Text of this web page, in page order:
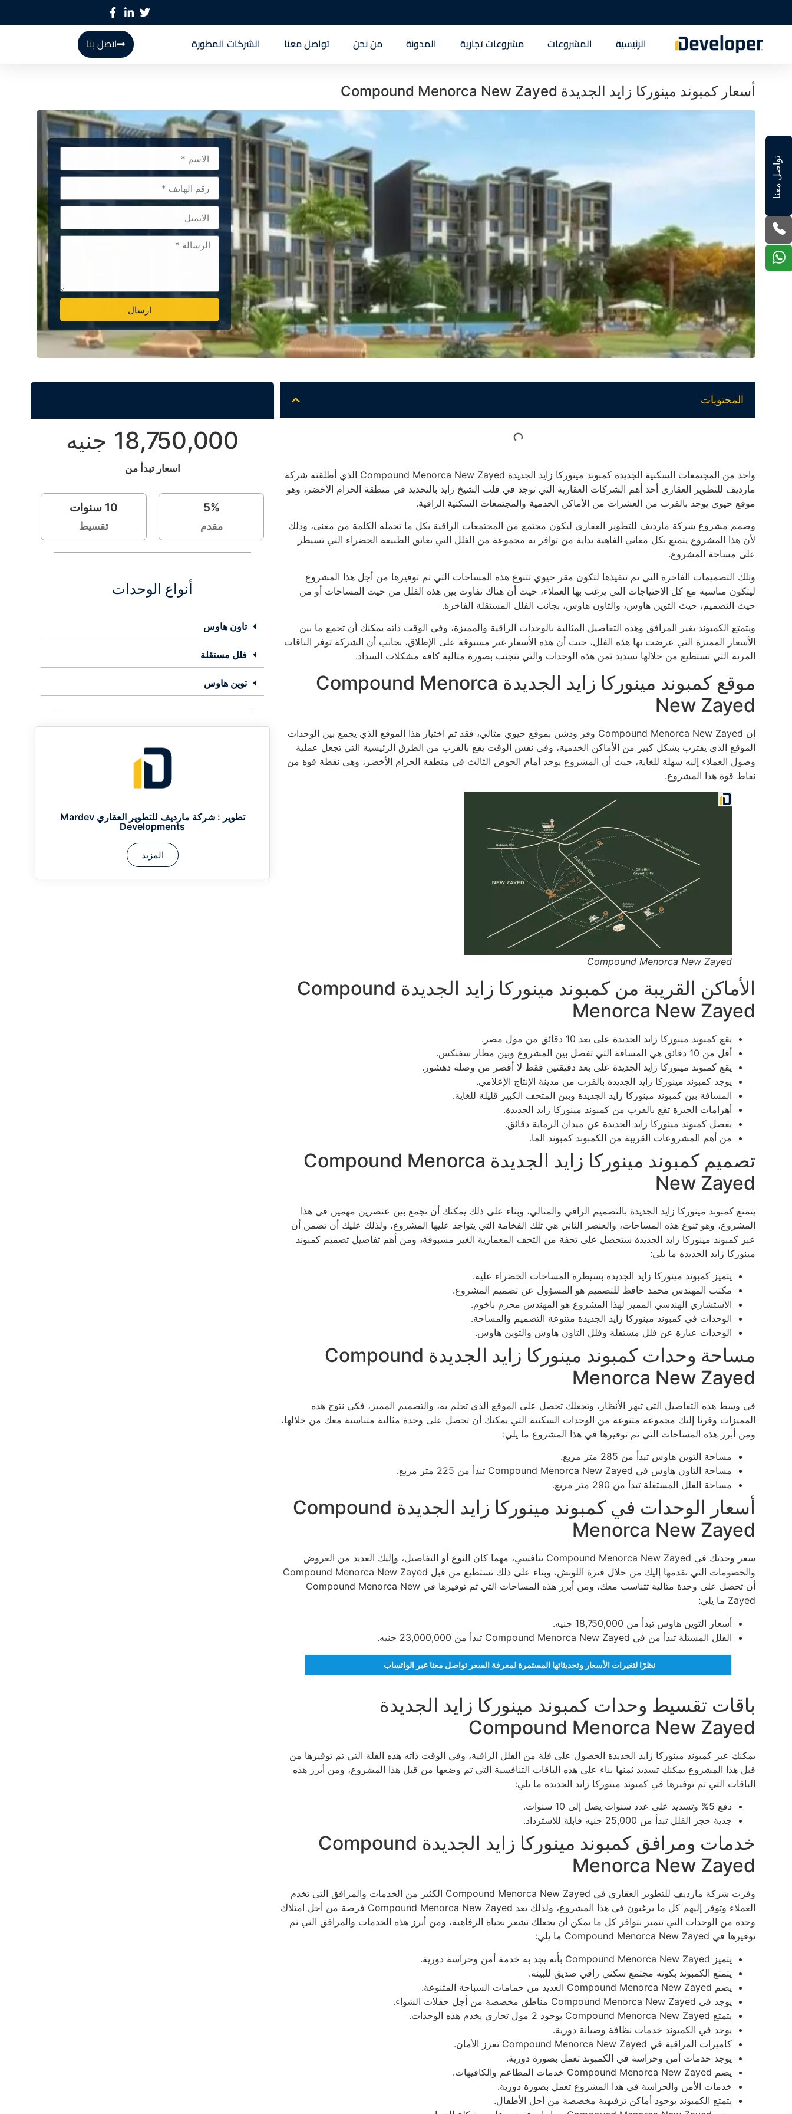
الرئيسية المشروعات مشروعات تجارية المدونة من نحن تواصل معنا الشركات المطورة اتصل بنا
أسعار كمبوند مينوركا زايد الجديدة Compound Menorca New Zayed
ارسال
Alternative:
تواصل معنا
المحتويات
واحد من المجتمعات السكنية الجديدة كمبوند مينوركا زايد الجديدة Compound Menorca New Zayed الذي أطلقته شركة
مارديف للتطوير العقاري أحد أهم الشركات العقارية التي توجد في قلب الشيخ زايد بالتحديد في منطقة الحزام الأخضر، وهو
موقع حيوي يوجد بالقرب من العشرات من الأماكن الخدمية والمجتمعات السكنية الراقية.
وصمم مشروع شركة مارديف للتطوير العقاري ليكون مجتمع من المجتمعات الراقية بكل ما تحمله الكلمة من معنى، وذلك
لأن هذا المشروع يتمتع بكل معاني الفاهية بداية من توافر به مجموعة من الفلل التي تعانق الطبيعة الخضراء التي تسيطر
على مساحة المشروع.
وتلك التصميمات الفاخرة التي تم تنفيذها لتكون مقر حيوي تتنوع هذه المساحات التي تم توفيرها من أجل هذا المشروع
ليتكون مناسبة مع كل الاحتياجات التي يرغب بها العملاء، حيث أن هناك تفاوت بين هذه الفلل من حيث المساحات أو من
حيث التصميم، حيث التوين هاوس، والتاون هاوس، بجانب الفلل المستقلة الفاخرة.
ويتمتع الكمبوند بغير المرافق وهذه التفاصيل المثالية بالوحدات الراقية والمميزة، وفي الوقت ذاته يمكنك أن تجمع ما بين
الأسعار المميزة التي عرضت بها هذه الفلل، حيث أن هذه الأسعار غير مسبوقة على الإطلاق، بجانب أن الشركة توفر الباقات
المرنة التي تستطيع من خلالها تسديد ثمن هذه الوحدات والتي تتجنب بصورة مثالية كافة مشكلات السداد.
موقع كمبوند مينوركا زايد الجديدة Compound Menorca
New Zayed
إن Compound Menorca New Zayed وفر ودشن بموقع حيوي مثالي، فقد تم اختيار هذا الموقع الذي يجمع بين الوحدات
الموقع الذي يقترب بشكل كبير من الأماكن الخدمية، وفي نفس الوقت يقع بالقرب من الطرق الرئيسية التي تجعل عملية
وصول العملاء إليه سهلة للغاية، حيث أن المشروع يوجد أمام الحوض الثالث في منطقة الحزام الأخضر، وهي نقطة قوة من
نقاط قوة هذا المشروع.
Compound Menorca New Zayed
الأماكن القريبة من كمبوند مينوركا زايد الجديدة Compound
Menorca New Zayed
يقع كمبوند مينوركا زايد الجديدة على بعد 10 دقائق من مول مصر.
أقل من 10 دقائق هي المسافة التي تفصل بين المشروع وبين مطار سفنكس.
يقع كمبوند مينوركا زايد الجديدة على بعد دقيقتين فقط لا أقصر من وصلة دهشور.
يوجد كمبوند مينوركا زايد الجديدة بالقرب من مدينة الإنتاج الإعلامي.
المسافة بين كمبوند مينوركا زايد الجديدة وبين المتحف الكبير قليلة للغاية.
أهرامات الجيزة تقع بالقرب من كمبوند مينوركا زايد الجديدة.
يفصل كمبوند مينوركا زايد الجديدة عن ميدان الرماية دقائق.
من أهم المشروعات القريبة من الكمبوند كمبوند الما.
تصميم كمبوند مينوركا زايد الجديدة Compound Menorca
New Zayed
يتمتع كمبوند مينوركا زايد الجديدة بالتصميم الراقي والمثالي، وبناء على ذلك يمكنك أن تجمع بين عنصرين مهمين في هذا
المشروع، وهو تنوع هذه المساحات، والعنصر الثاني هي تلك الفخامة التي يتواجد عليها المشروع، ولذلك عليك أن تضمن أن
عبر كمبوند مينوركا زايد الجديدة ستحصل على تحفة من التحف المعمارية الغير مسبوقة، ومن أهم تفاصيل تصميم كمبوند
مينوركا زايد الجديدة ما يلي:
يتميز كمبوند مينوركا زايد الجديدة بسيطرة المساحات الخضراء عليه.
مكتب المهندس محمد حافظ للتصميم هو المسؤول عن تصميم المشروع.
الاستشاري الهندسي المميز لهذا المشروع هو المهندس محرم باخوم.
الوحدات في كمبوند مينوركا زايد الجديدة متنوعة التصميم والمساحة.
الوحدات عبارة عن فلل مستقلة وفلل التاون هاوس والتوين هاوس.
مساحة وحدات كمبوند مينوركا زايد الجديدة Compound
Menorca New Zayed
في وسط هذه التفاصيل التي تبهر الأنظار، وتجعلك تحصل على الموقع الذي تحلم به، والتصميم المميز، فكي نتوج هذه
المميزات وفرنا إليك مجموعة متنوعة من الوحدات السكنية التي يمكنك أن تحصل على وحدة مثالية متناسبة معك من خلالها،
ومن أبرز هذه المساحات التي تم توفيرها في هذا المشروع ما يلي:
مساحة التوين هاوس تبدأ من 285 متر مربع.
مساحة التاون هاوس في Compound Menorca New Zayed تبدأ من 225 متر مربع.
مساحة الفلل المستقلة تبدأ من 290 متر مربع.
أسعار الوحدات في كمبوند مينوركا زايد الجديدة Compound
Menorca New Zayed
سعر وحدتك في Compound Menorca New Zayed تنافسي، مهما كان النوع أو التفاصيل، وإليك العديد من العروض
والخصومات التي نقدمها إليك من خلال فترة اللونش، وبناء على ذلك تستطيع من قبل Compound Menorca New Zayed
أن تحصل على وحدة مثالية تتناسب معك، ومن أبرز هذه المساحات التي تم توفيرها في Compound Menorca New
Zayed ما يلي:
أسعار التوين هاوس تبدأ من 18,750,000 جنيه.
الفلل المستلة تبدأ من في Compound Menorca New Zayed تبدأ من 23,000,000 جنيه.
نظرًا لتغيرات الأسعار وتحديثاتها المستمرة لمعرفة السعر تواصل معنا عبر الواتساب
باقات تقسيط وحدات كمبوند مينوركا زايد الجديدة
Compound Menorca New Zayed
يمكنك عبر كمبوند مينوركا زايد الجديدة الحصول على فلة من الفلل الراقية، وفي الوقت ذاته هذه الفلة التي تم توفيرها من
قبل هذا المشروع يمكنك تسديد ثمنها بناء على هذه الباقات التنافسية التي تم وضعها من قبل هذا المشروع، ومن أبرز هذه
الباقات التي تم توفيرها في كمبوند مينوركا زايد الجديدة ما يلي:
دفع 5% وتسديد على عدد سنوات يصل إلى 10 سنوات.
جدية حجز الفلل تبدأ من 25,000 جنيه قابلة للاسترداد.
خدمات ومرافق كمبوند مينوركا زايد الجديدة Compound
Menorca New Zayed
وفرت شركة مارديف للتطوير العقاري في Compound Menorca New Zayed الكثير من الخدمات والمرافق التي تخدم
العملاء وتوفر إليهم كل ما يرغبون في هذا المشروع، ولذلك يعد Compound Menorca New Zayed فرصة من أجل امتلاك
وحدة من الوحدات التي تتميز بتوافر كل ما يمكن أن يجعلك تشعر بحياة الرفاهية، ومن أبرز هذه الخدمات والمرافق التي تم
توفيرها في Compound Menorca New Zayed ما يلي:
يتميز Compound Menorca New Zayed بأنه يجد به خدمة أمن وحراسة دورية.
يتمتع الكمبوند بكونه مجتمع سكني راقي صديق للبيئة.
يضم Compound Menorca New Zayed العديد من حمامات السباحة المتنوعة.
يوجد في Compound Menorca New Zayed مناطق مخصصة من أجل حفلات الشواء.
يتمتع Compound Menorca New Zayed بوجود 2 مول تجاري يخدم هذه الوحدات.
يوجد في الكمبوند خدمات نظافة وصيانة دورية.
كاميرات المراقبة في Compound Menorca New Zayed تعزز الأمان.
يوجد خدمات آمن وحراسة في الكمبوند تعمل بصورة دورية.
يضم Compound Menorca New Zayed خدمات المطاعم والكافيهات.
خدمات الأمن والحراسة في هذا المشروع تعمل بصورة دورية.
يتمتع الكمبوند بوجود أماكن ترفيهية مخصصة من أجل الأطفال.
18,750,000 جنيه
اسعار تبدأ من
5%
مقدم
10 سنوات
تقسيط
أنواع الوحدات
تاون هاوس
فلل مستقلة
توين هاوس
تطوير :
شركة مارديف للتطوير العقاري Mardev
Developments
المزيد